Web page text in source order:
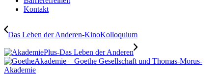
Kontakt
Das Leben der Anderen-KinoKolloquium